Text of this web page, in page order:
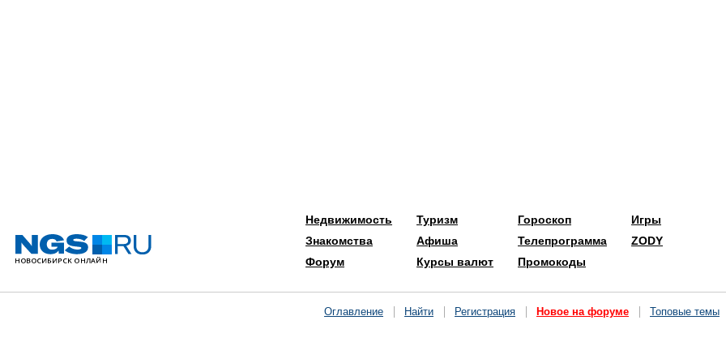
Недвижимость
Знакомства
Форум
Туризм
Афиша
Курсы валют
Гороскоп
Телепрограмма
Промокоды
Игры
ZODY
Оглавление Найти Регистрация Новое на форуме Топовые темы